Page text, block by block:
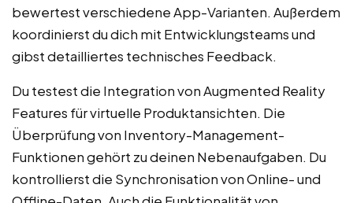
bewertest verschiedene App-Varianten. Außerdem
koordinierst du dich mit Entwicklungsteams und
gibst detailliertes technisches Feedback.
Du testest die Integration von Augmented Reality
Features für virtuelle Produktansichten. Die
Überprüfung von Inventory-Management-
Funktionen gehört zu deinen Nebenaufgaben. Du
kontrollierst die Synchronisation von Online- und